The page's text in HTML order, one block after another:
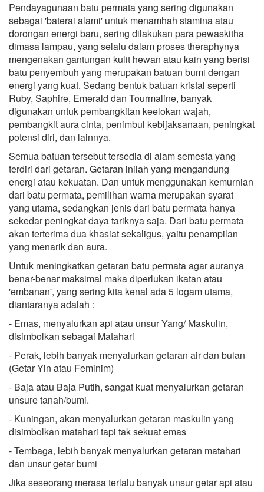
Pendayagunaan batu permata yang sering digunakan
sebagai 'baterai alami' untuk menamhah stamina atau
dorongan energi baru, sering dilakukan para pewaskitha
dimasa lampau, yang selalu dalam proses theraphynya
mengenakan gantungan kulit hewan atau kain yang berisi
batu penyembuh yang merupakan batuan bumi dengan
energi yang kuat. Sedang bentuk batuan kristal seperti
Ruby, Saphire, Emerald dan Tourmaline, banyak
digunakan untuk pembangkitan keelokan wajah,
pembangkit aura cinta, penimbul kebijaksanaan, peningkat
potensi diri, dan lainnya.
Semua batuan tersebut tersedia di alam semesta yang
terdiri dari getaran. Getaran inilah yang mengandung
energi atau kekuatan. Dan untuk menggunakan kemurnian
dari batu permata, pemilihan warna merupakan syarat
yang utama, sedangkan jenis dari batu permata hanya
sekedar peningkat daya tariknya saja. Dari batu permata
akan terterima dua khasiat sekaligus, yaitu penampilan
yang menarik dan aura.
Untuk meningkatkan getaran batu permata agar auranya
benar-benar maksimal maka diperlukan ikatan atau
'embanan', yang sering kita kenal ada 5 logam utama,
diantaranya adalah :
- Emas, menyalurkan api atau unsur Yang/ Maskulin,
disimbolkan sebagai Matahari
- Perak, lebih banyak menyalurkan getaran air dan bulan
(Getar Yin atau Feminim)
- Baja atau Baja Putih, sangat kuat menyalurkan getaran
unsure tanah/bumi.
- Kuningan, akan menyalurkan getaran maskulin yang
disimbolkan matahari tapi tak sekuat emas
- Tembaga, lebih banyak menyalurkan getaran matahari
dan unsur getar bumi
Jika seseorang merasa terlalu banyak unsur getar api atau